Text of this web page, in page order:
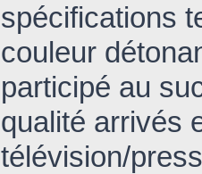
spécifications
couleur
participé au
qualité arrivés
télévision/